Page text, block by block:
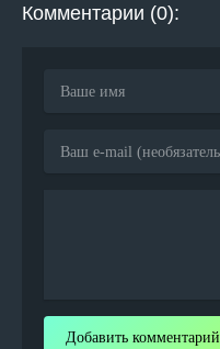
Комментарии (0):
Добавить комментарий